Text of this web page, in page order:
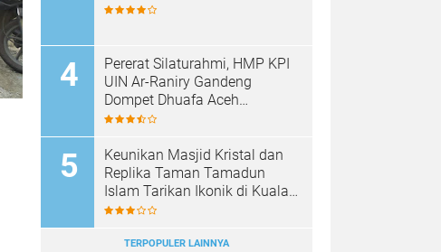
Pererat Silaturahmi, HMP KPI
UIN Ar-Raniry Gandeng
Dompet Dhuafa Aceh
Sukseskan Communication
Keunikan Masjid Kristal dan
Replika Taman Tamadun
Islam Tarikan Ikonik di Kuala
Terengganu, Malaysia
TERPOPULER LAINNYA